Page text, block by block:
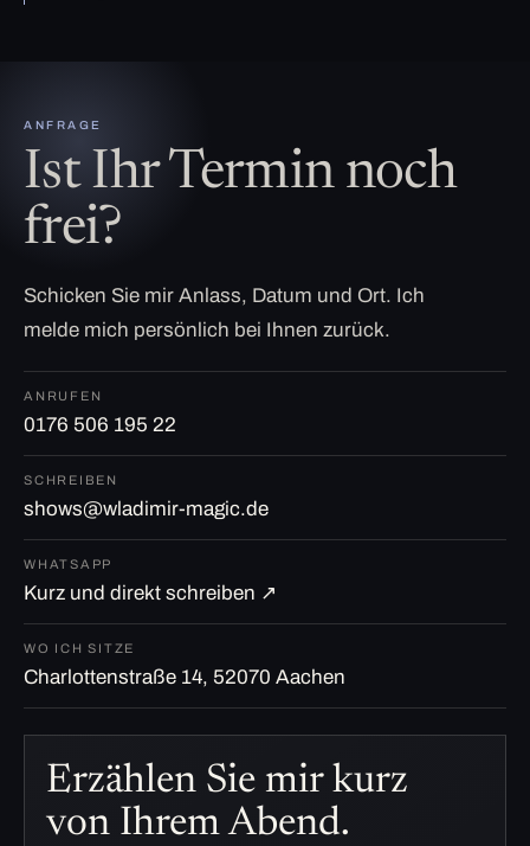
ANFRAGE
Ist Ihr Termin noch
frei?
Schicken Sie mir Anlass, Datum und Ort. Ich
melde mich persönlich bei Ihnen zurück.
ANRUFEN
0176 506 195 22
SCHREIBEN
shows@wladimir-magic.de
WHATSAPP
Kurz und direkt schreiben ↗
WO ICH SITZE
Charlottenstraße 14, 52070 Aachen
Erzählen Sie mir kurz
von Ihrem Abend.